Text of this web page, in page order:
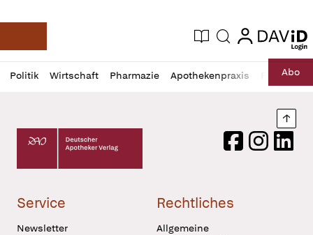
Deutsche Apotheker Zeitung
Aktuelle Ausgabe
Suche login
login
Politik Wirtschaft Pharmazie Apothekenpraxis RechtAbo
Profil
öffnen
Daz
Pur
Deutscher Apotheker Verlag Logo
FacebookInstagram
Service
Newsletter
Rechtliches
Allgemeine